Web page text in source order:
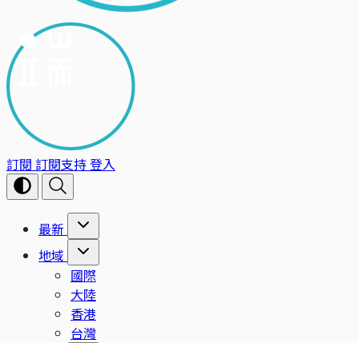
訂閱 訂閱支持登入
最新
地域
國際
大陸
香港
台灣